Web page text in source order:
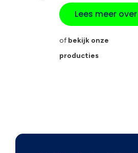
Lees meer
ofbekijk onze
producties